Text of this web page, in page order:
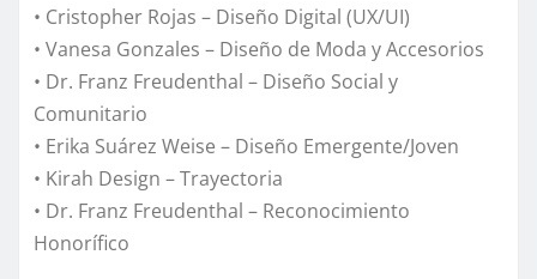
• Cristopher Rojas – Diseño Digital (UX/UI)
• Vanesa Gonzales – Diseño de Moda y Accesorios
• Dr. Franz Freudenthal – Diseño Social y
Comunitario
• Erika Suárez Weise – Diseño Emergente/Joven
• Kirah Design – Trayectoria
• Dr. Franz Freudenthal – Reconocimiento
Honorífico